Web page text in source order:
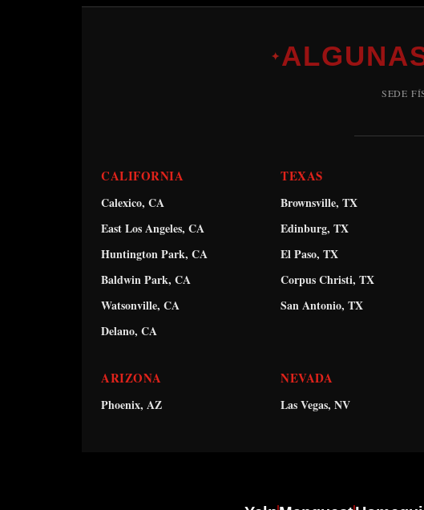
✦
SEDE
CALIFORNIA
Calexico, CA
East Los Angeles, CA
Huntington Park, CA
Baldwin Park, CA
Watsonville, CA
Delano, CA
TEXAS
Brownsville, TX
Edinburg, TX
El Paso, TX
Corpus Christi, TX
San Antonio, TX
ARIZONA
Phoenix, AZ
NEVADA
Las Vegas, NV